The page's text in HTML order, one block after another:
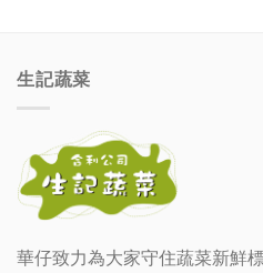
生記蔬菜
華仔致力為大家守住蔬菜新鮮